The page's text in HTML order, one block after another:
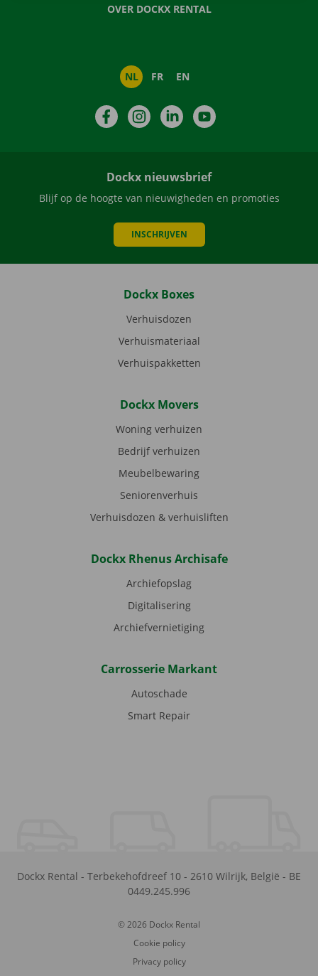
OVER DOCKX RENTAL
NL FR EN
FacebookInstagramLinkedIn
Dockx nieuwsbrief
Blijf op de hoogte van nieuwigheden en promoties
INSCHRIJVEN
Dockx Boxes
Verhuisdozen
Verhuismateriaal
Verhuispakketten
Dockx Movers
Woning verhuizen
Bedrijf verhuizen
Meubelbewaring
Seniorenverhuis
Verhuisdozen & verhuisliften
Dockx Rhenus Archisafe
Archiefopslag
Digitalisering
Archiefvernietiging
Carrosserie Markant
Autoschade
Smart Repair
Dockx Rental - Terbekehofdreef 10 - 2610 Wilrijk, België - BE
0449.245.996
© 2026 Dockx Rental
Cookie policy
Privacy policy